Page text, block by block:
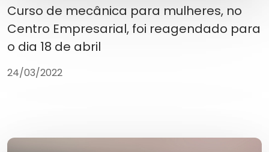
Curso de mecânica para mulheres, no
Centro Empresarial, foi reagendado para
o dia 18 de abril
24/03/2022